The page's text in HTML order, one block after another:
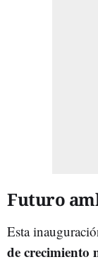
Futuro
Esta
de crecimiento